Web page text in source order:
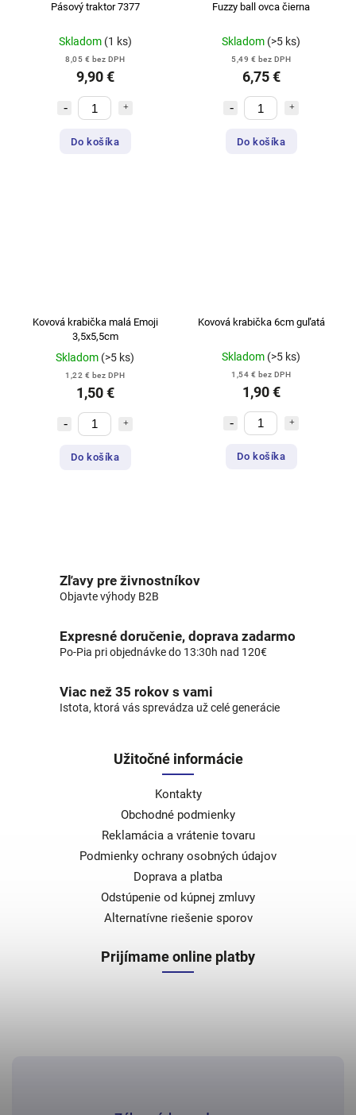
Pásový traktor 7377
Skladom (1 ks)
8,05 € bez DPH
9,90 €
Do košíka
Fuzzy ball ovca čierna
Skladom (>5 ks)
5,49 € bez DPH
6,75 €
Do košíka
Kovová krabička malá Emoji
3,5x5,5cm
Skladom (>5 ks)
1,22 € bez DPH
1,50 €
Do košíka
Kovová krabička 6cm guľatá
Skladom (>5 ks)
1,54 € bez DPH
1,90 €
Do košíka
Zľavy pre živnostníkov
Objavte výhody B2B
Expresné doručenie, doprava zadarmo
Po-Pia pri objednávke do 13:30h nad 120€
Viac než 35 rokov s vami
Istota, ktorá vás sprevádza už celé generácie
Užitočné informácie
Kontakty
Obchodné podmienky
Reklamácia a vrátenie tovaru
Podmienky ochrany osobných údajov
Doprava a platba
Odstúpenie od kúpnej zmluvy
Alternatívne riešenie sporov
Prijímame online platby